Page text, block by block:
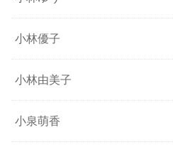
小林優子
小林由美子
小泉萌香